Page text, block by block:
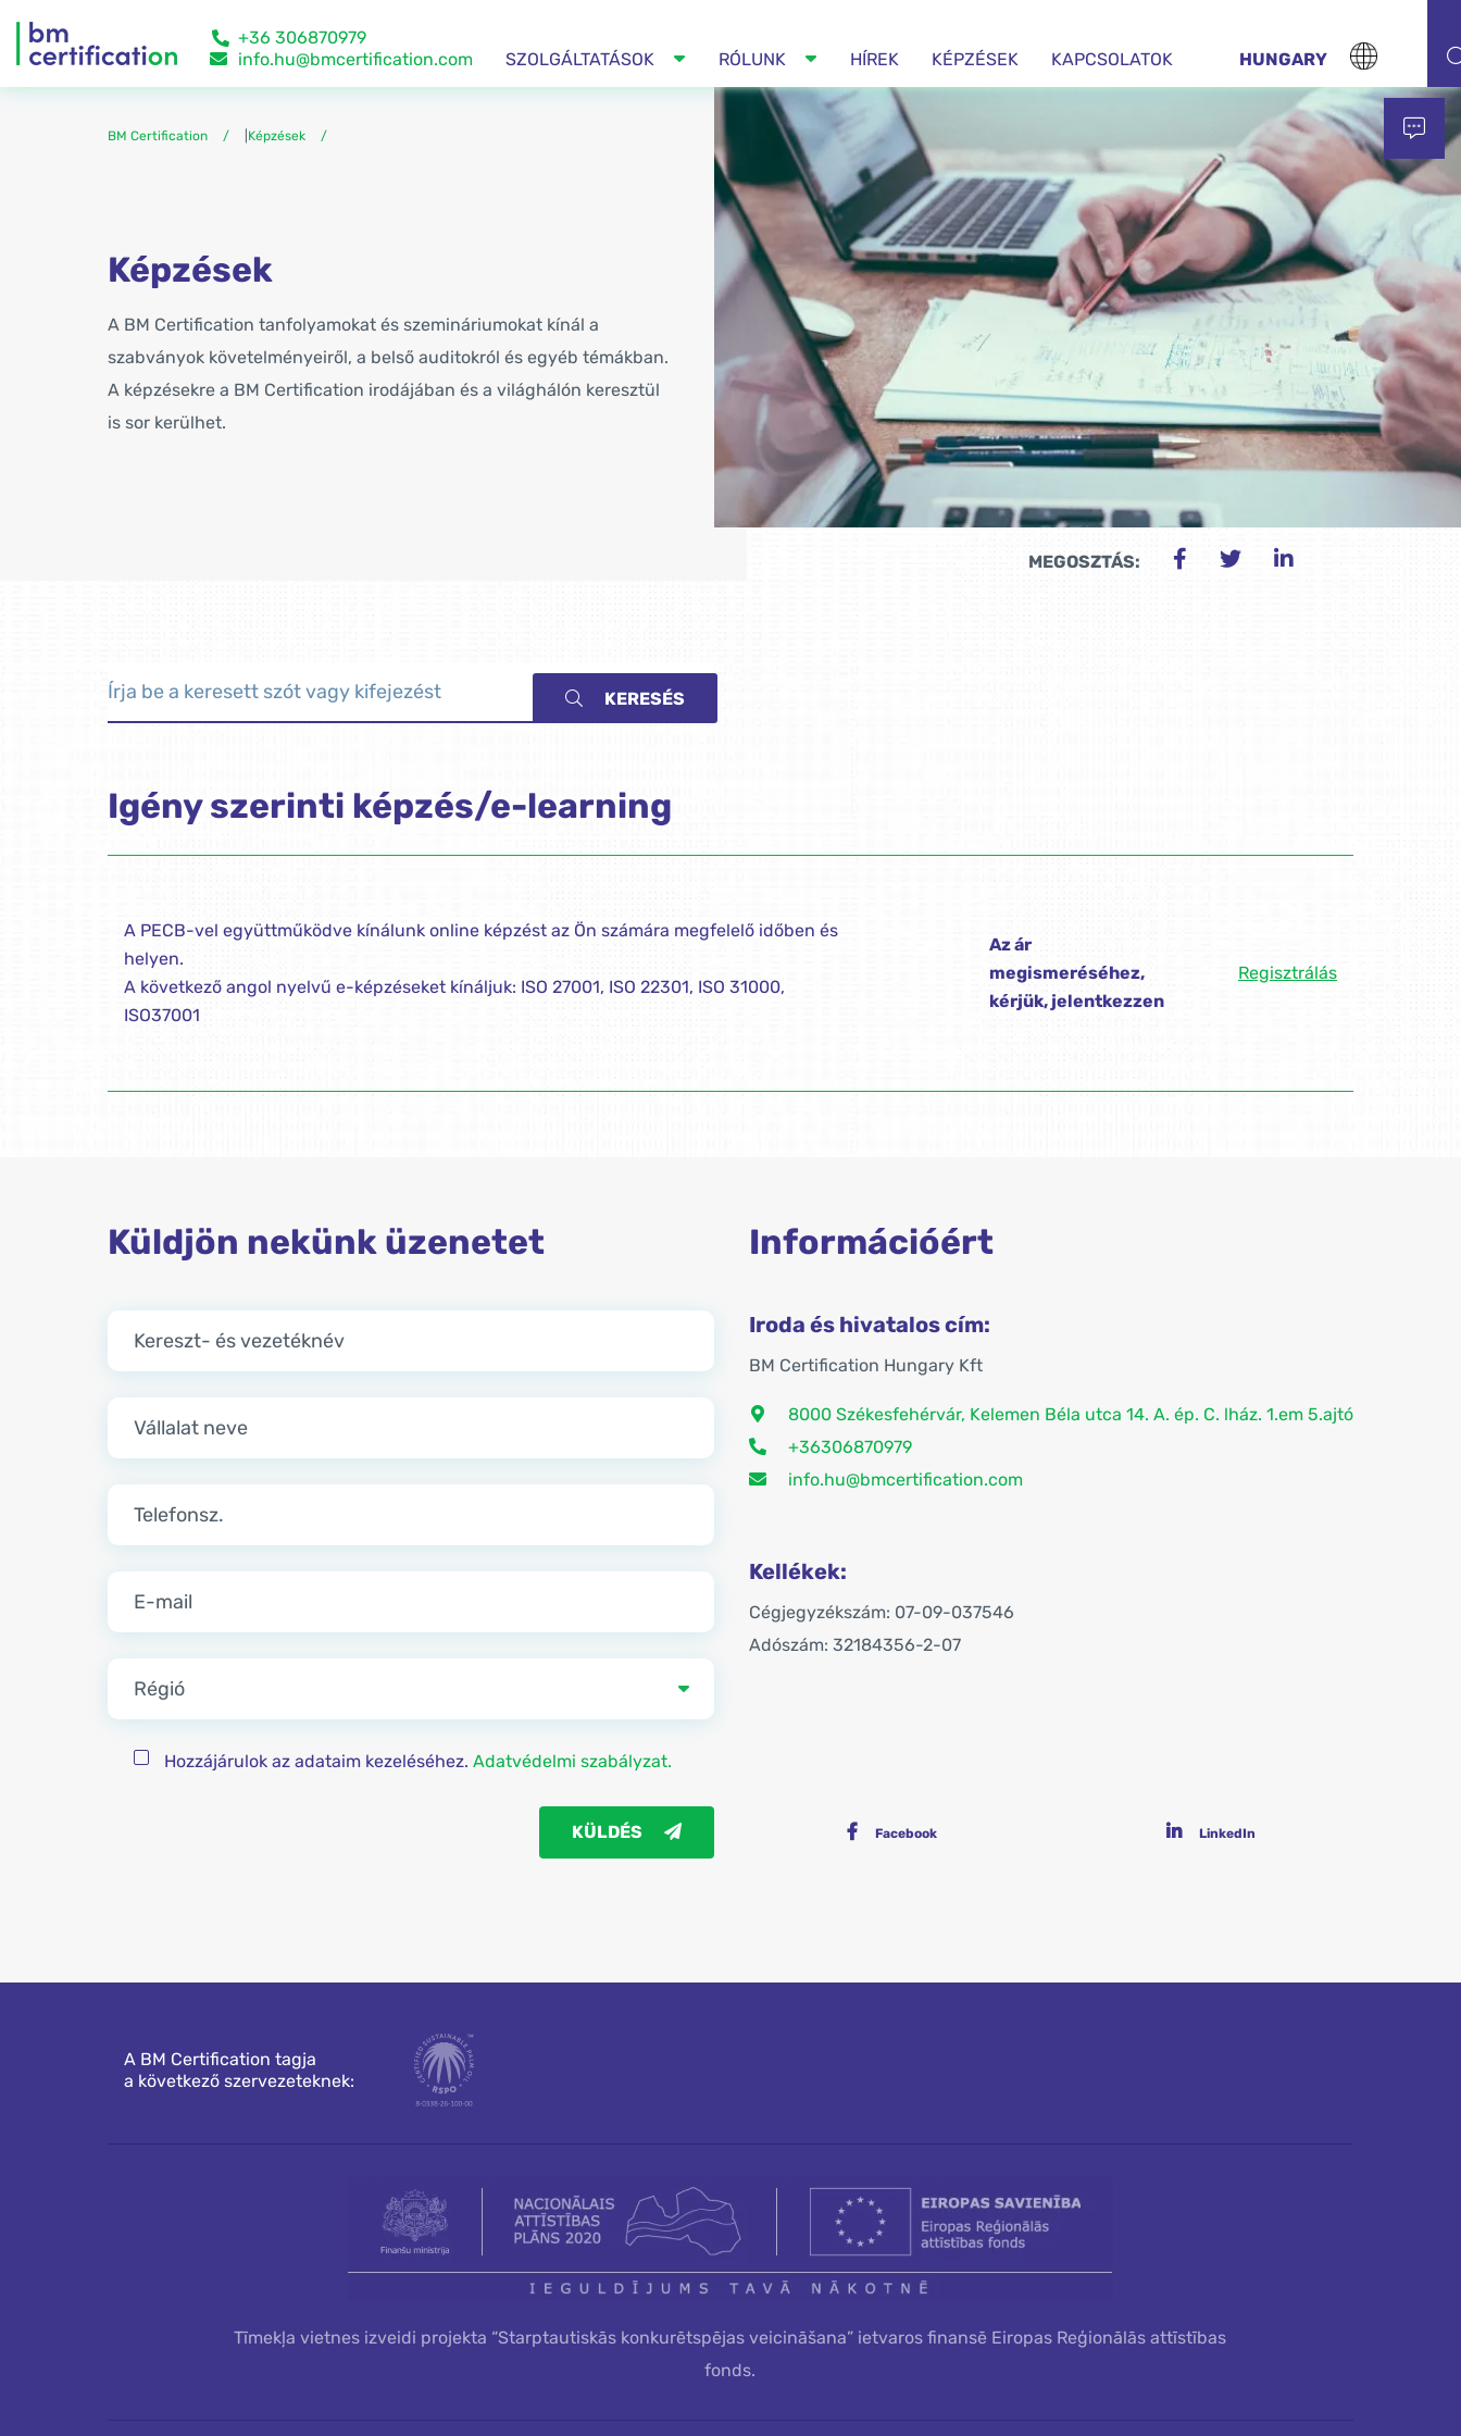
+36 306870979
info.hu@bmcertification.com
SZOLGÁLTATÁSOK RÓLUNK HÍREK KÉPZÉSEK KAPCSOLATOK HUNGARY
BM Certification Képzések
Képzések
A BM Certification tanfolyamokat és szemináriumokat kínál a
szabványok követelményeiről, a belső auditokról és egyéb témákban.
A képzésekre a BM Certification irodájában és a világhálón keresztül
is sor kerülhet.
MEGOSZTÁS:
KERESÉS
Igény szerinti képzés/e-learning
A PECB-vel együttműködve kínálunk online képzést az Ön számára megfelelő időben és
helyen.
A következő angol nyelvű e-képzéseket kínáljuk: ISO 27001, ISO 22301, ISO 31000,
ISO37001
Az ár
megismeréséhez,
kérjük, jelentkezzen
Regisztrálás
Küldjön nekünk üzenetet
Régió
Hozzájárulok az adataim kezeléséhez. Adatvédelmi szabályzat.
KÜLDÉS
Információért
Iroda és hivatalos cím:
BM Certification Hungary Kft
8000 Székesfehérvár, Kelemen Béla utca 14. A. ép. C. lház. 1.em 5.ajtó
+36306870979
info.hu@bmcertification.com
Kellékek:
Cégjegyzékszám: 07-09-037546
Adószám: 32184356-2-07
Facebook LinkedIn
A BM Certification tagja
a következő szervezeteknek:
Tīmekļa vietnes izveidi projekta “Starptautiskās konkurētspējas veicināšana” ietvaros finansē Eiropas Reģionālās attīstības
fonds.